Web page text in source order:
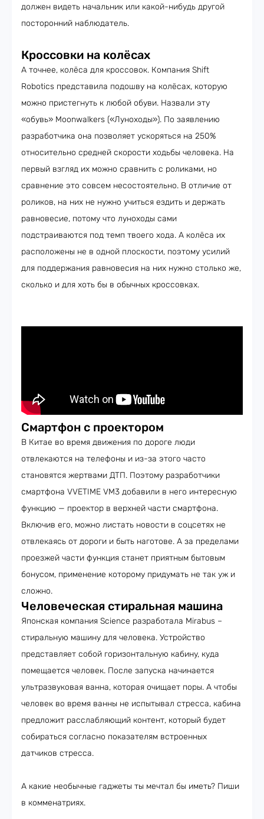
должен видеть начальник или какой-нибудь другой
посторонний наблюдатель.
Кроссовки на колёсах
А точнее, колёса для кроссовок. Компания Shift
Robotics представила подошву на колёсах, которую
можно пристегнуть к любой обуви. Назвали эту
«обувь» Moonwalkers («Луноходы»). По заявлению
разработчика она позволяет ускоряться на 250%
относительно средней скорости ходьбы человека. На
первый взгляд их можно сравнить с роликами, но
сравнение это совсем несостоятельно. В отличие от
роликов, на них не нужно учиться ездить и держать
равновесие, потому что луноходы сами
подстраиваются под темп твоего хода. А колёса их
расположены не в одной плоскости, поэтому усилий
для поддержания равновесия на них нужно столько же,
сколько и для хоть бы в обычных кроссовках.
Смартфон с проектором
В Китае во время движения по дороге люди
отвлекаются на телефоны и из-за этого часто
становятся жертвами ДТП. Поэтому разработчики
смартфона VVETIME VM3 добавили в него интересную
функцию — проектор в верхней части смартфона.
Включив его, можно листать новости в соцсетях не
отвлекаясь от дороги и быть наготове. А за пределами
проезжей части функция станет приятным бытовым
бонусом, применение которому придумать не так уж и
сложно.
Человеческая стиральная машина
Японская компания Science разработала Mirabus –
стиральную машину для человека. Устройство
представляет собой горизонтальную кабину, куда
помещается человек. После запуска начинается
ультразвуковая ванна, которая очищает поры. А чтобы
человек во время ванны не испытывал стресса, кабина
предложит расслабляющий контент, который будет
собираться согласно показателям встроенных
датчиков стресса.
А какие необычные гаджеты ты мечтал бы иметь? Пиши
в комменатриях.